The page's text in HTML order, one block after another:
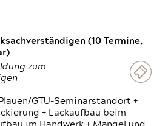
(10 Termine,
zum
GTÜ-Seminarstandort +
+ Lackaufbau beim